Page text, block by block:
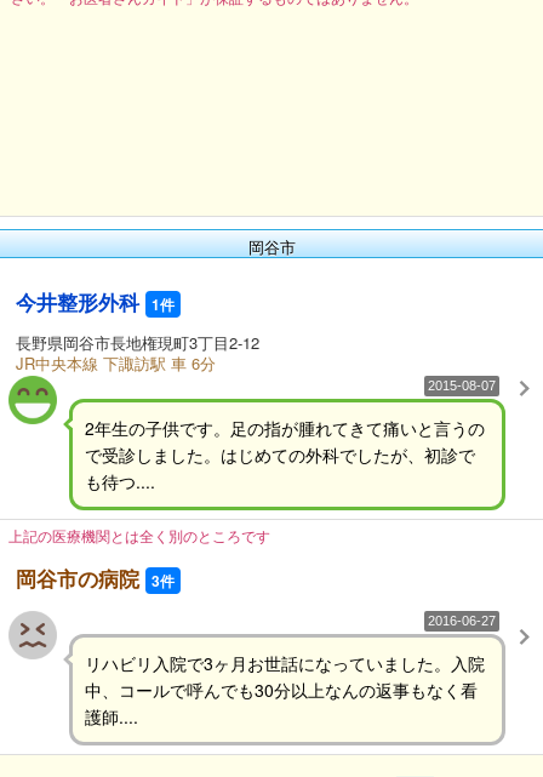
岡谷市
今井整形外科 1件
長野県岡谷市長地権現町3丁目2-12
JR中央本線 下諏訪駅 車 6分
2015-08-07
2年生の子供です。足の指が腫れてきて痛いと言うの
で受診しました。はじめての外科でしたが、初診で
も待つ....
上記の医療機関とは全く別のところです
岡谷市の病院 3件
2016-06-27
リハビリ入院で3ヶ月お世話になっていました。入院
中、コールで呼んでも30分以上なんの返事もなく看
護師....